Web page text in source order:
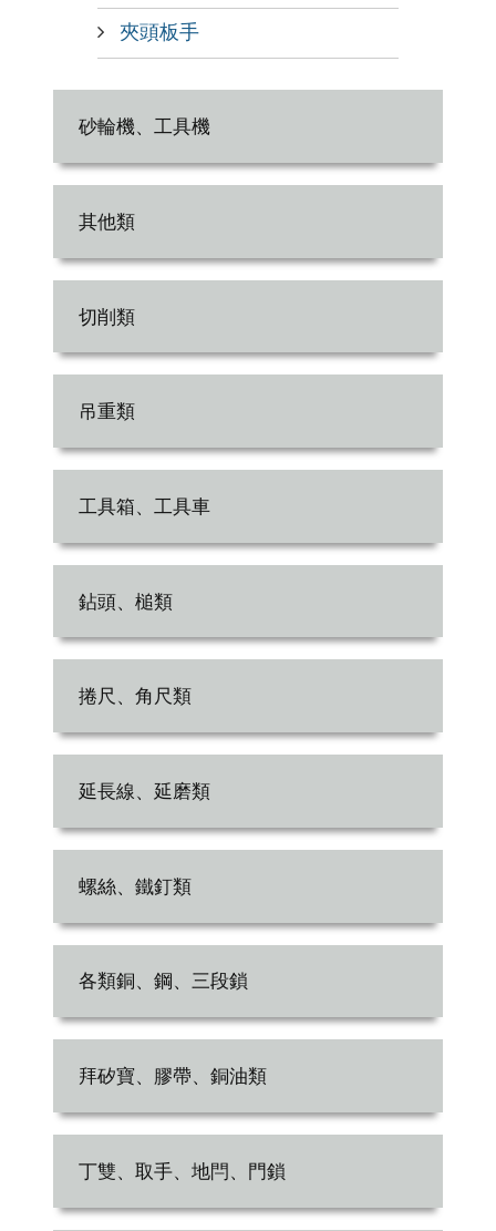
夾頭板手
砂輪機、工具機
其他類
切削類
吊重類
工具箱、工具車
鉆頭、槌類
捲尺、角尺類
延長線、延磨類
螺絲、鐵釘類
各類銅、鋼、三段鎖
拜矽寶、膠帶、銅油類
丁雙、取手、地閂、門鎖